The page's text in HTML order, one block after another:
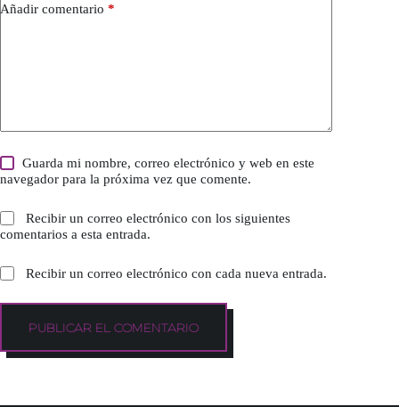
Añadir comentario *
Guarda mi nombre, correo electrónico y web en este
navegador para la próxima vez que comente.
Recibir un correo electrónico con los siguientes
comentarios a esta entrada.
Recibir un correo electrónico con cada nueva entrada.
PUBLICAR EL COMENTARIO